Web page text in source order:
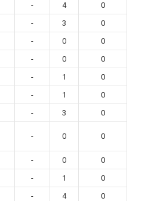
- 4
0
- 3
0
- 0
0
- 0
0
- 1
0
- 1
0
- 3 0
- 0 0
- 0
0
- 1
0
- 4
0